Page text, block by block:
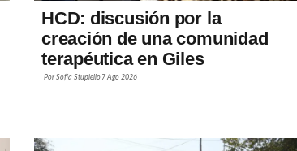
HCD: discusión por la
creación de una comunidad
terapéutica en Giles
Por Sofía Stupiello 7 Ago 2026